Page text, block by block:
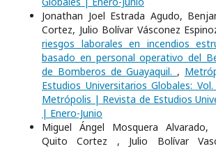
Jonathan Joel Estrada Agudo,
Cortez, Julio Bolívar Vásconez
riesgos laborales en incendios
basado en personal operativo del
de Bomberos de Guayaquil. ,
Estudios Universitarios Globales:
Metrópolis | Revista de Estudios
| Enero-Junio
Miguel Ángel Mosquera Alvarado,
Quito Cortez , Julio Bolívar